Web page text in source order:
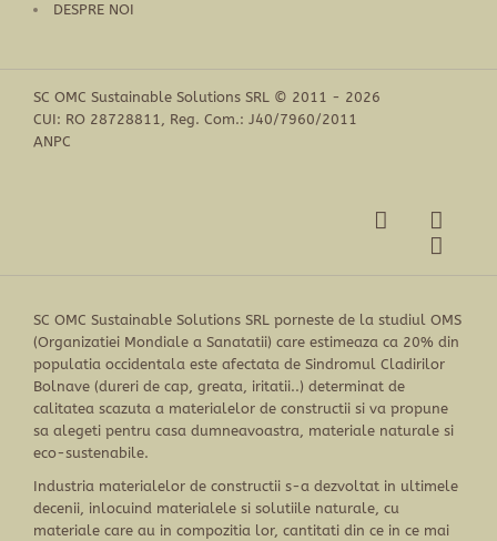
DESPRE NOI
SC OMC Sustainable Solutions SRL © 2011 - 2026
CUI: RO 28728811, Reg. Com.: J40/7960/2011
ANPC
SC OMC Sustainable Solutions SRL porneste de la studiul OMS
(Organizatiei Mondiale a Sanatatii) care estimeaza ca 20% din
populatia occidentala este afectata de Sindromul Cladirilor
Bolnave (dureri de cap, greata, iritatii..) determinat de
calitatea scazuta a materialelor de constructii si va propune
sa alegeti pentru casa dumneavoastra, materiale naturale si
eco-sustenabile.
Industria materialelor de constructii s-a dezvoltat in ultimele
decenii, inlocuind materialele si solutiile naturale, cu
materiale care au in compozitia lor, cantitati din ce in ce mai